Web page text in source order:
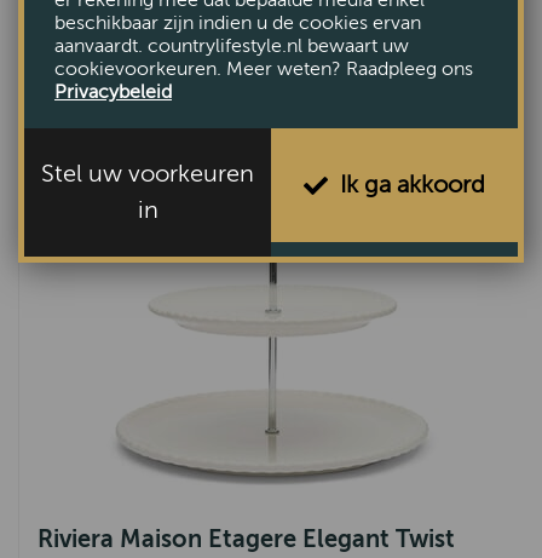
Riviera Maison Etagere Belfaux
€99,95
Riviera Maison Etagere Elegant Twist
beschikbaar zijn indien u de cookies ervan
aanvaardt. countrylifestyle.nl bewaart uw
cookievoorkeuren. Meer weten? Raadpleeg ons
Privacybeleid
Stel uw voorkeuren
in
Ik ga akkoord